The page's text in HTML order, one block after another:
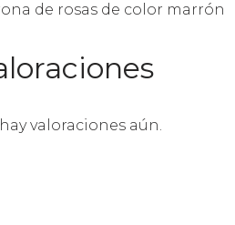
de rosas de color marrón
valoraciones aún.